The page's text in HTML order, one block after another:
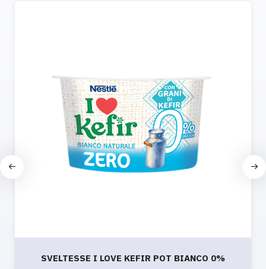
SVELTESSE I LOVE KEFIR POT BIANCO 0%